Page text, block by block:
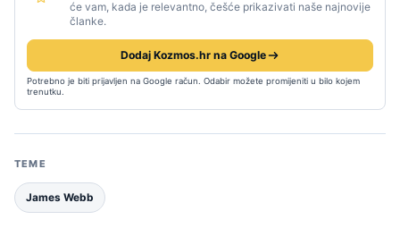
će vam, kada je relevantno, češće prikazivati naše najnovije
članke.
Dodaj Kozmos.hr na Google
Potrebno je biti prijavljen na Google račun. Odabir možete promijeniti u bilo kojem
trenutku.
TEME
James Webb